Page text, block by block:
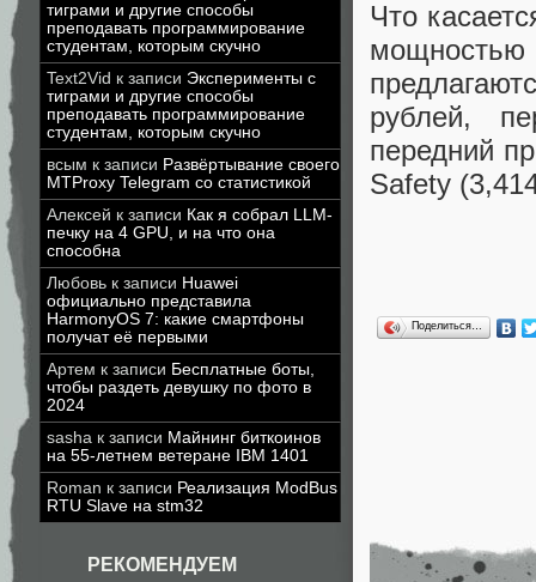
тиграми и другие способы
преподавать программирование
студентам, которым скучно
Text2Vid к записи Эксперименты с
тиграми и другие способы
преподавать программирование
студентам, которым скучно
всым к записи Развёртывание своего
MTProxy Telegram со статистикой
Алексей к записи Как я собрал LLM-
печку на 4 GPU, и на что она
способна
Любовь к записи Huawei
официально представила
HarmonyOS 7: какие смартфоны
получат её первыми
Артем к записи Бесплатные боты,
чтобы раздеть девушку по фото в
2024
sasha к записи Майнинг биткоинов
на 55-летнем ветеране IBM 1401
Roman к записи Реализация ModBus
RTU Slave на stm32
РЕКОМЕНДУЕМ
Что
рублей,
передний
Safety
Поделиться…